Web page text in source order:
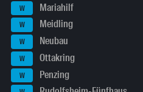
W Mariahilf
W Meidling
W Neubau
W Ottakring
W Penzing